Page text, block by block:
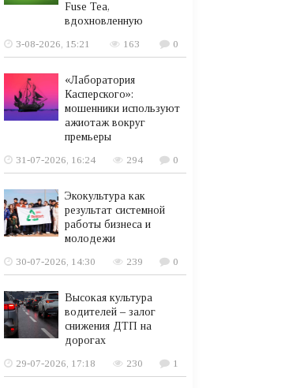
Fuse Tea,
вдохновленную
3-08-2026, 15:21
163 0
«Лаборатория
Касперского»:
мошенники используют
ажиотаж вокруг
премьеры
31-07-2026, 16:24
294 0
Экокультура как
результат системной
работы бизнеса и
молодежи
30-07-2026, 14:30
239 0
Высокая культура
водителей – залог
снижения ДТП на
дорогах
29-07-2026, 17:18
230 1